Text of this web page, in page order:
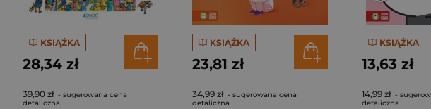
KSIĄŻKA
28,34 zł
39,90 zł - sugerowana cena
detaliczna
KSIĄŻKA
23,81 zł
34,99 zł - sugerowana cena
detaliczna
KSIĄŻKA
13,63 zł
14,99 zł -
detaliczna